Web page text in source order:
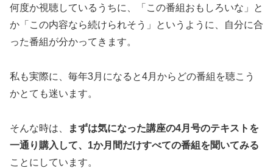
何度か視聴しているうちに、「この番組おもしろいな」と
か「この内容なら続けられそう」というように、自分に合
った番組が分かってきます。
私も実際に、毎年3月になると4月からどの番組を聴こう
かとても迷います。
そんな時は、
まずは気になった講座の4月号のテキストを
一通り購入して、1か月間だけすべての番組を聞いてみる
ことにしています。